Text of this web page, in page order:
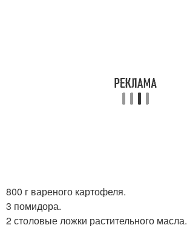
800 г вареного картофеля.
3 помидора.
2 столовые ложки растительного масла.